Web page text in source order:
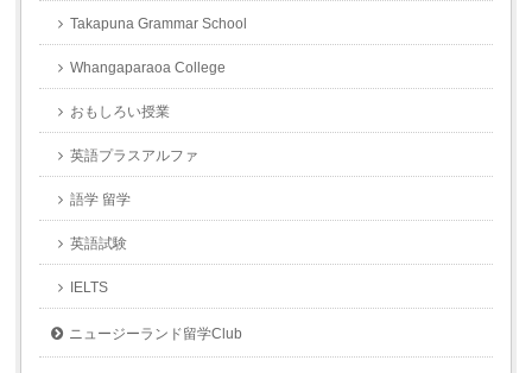
Takapuna Grammar School
Whangaparaoa College
おもしろい授業
英語プラスアルファ
語学 留学
英語試験
IELTS
ニュージーランド留学Club